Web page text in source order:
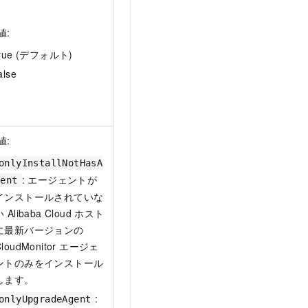
:
(デフォルト)
:
: エージェントが
ンストールされていな
Alibaba Cloud ホスト
最新バージョンの
エージェ
トのみをインストール
ます。
: